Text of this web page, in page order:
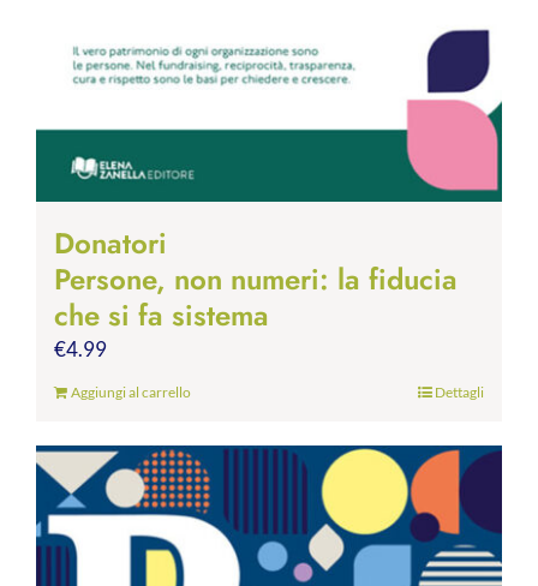
Donatori
Persone, non numeri: la fiducia
che si fa sistema
€4.99
Aggiungi al carrello Dettagli